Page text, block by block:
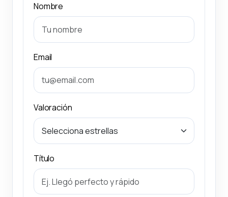
Nombre
Email
Valoración
Título